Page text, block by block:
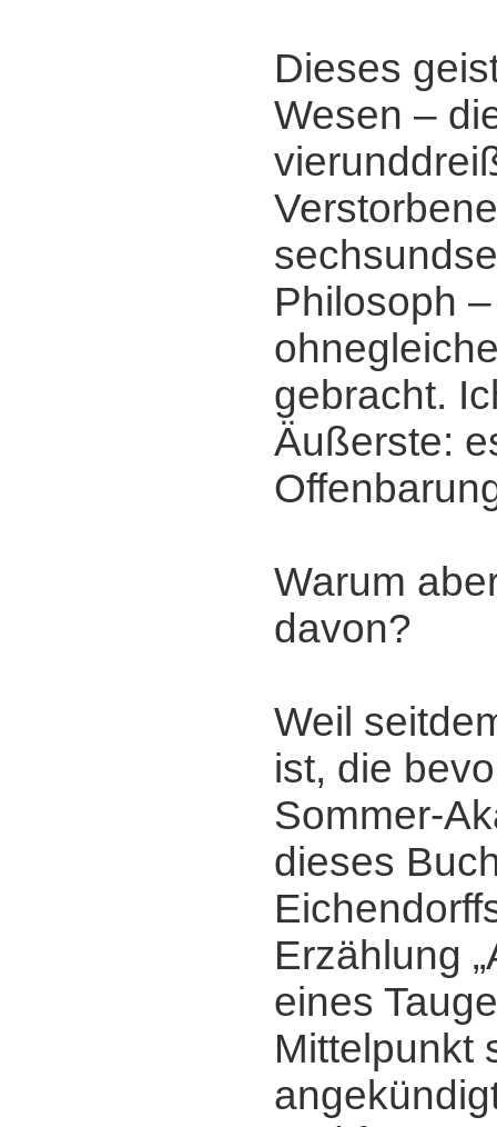
Dieses
Wesen ‒
Philosoph
gebracht.
Äußerste:
Warum
davon?
Weil
ist, die
Sommer-
dieses
Erzählung
eines
Mittelpunkt